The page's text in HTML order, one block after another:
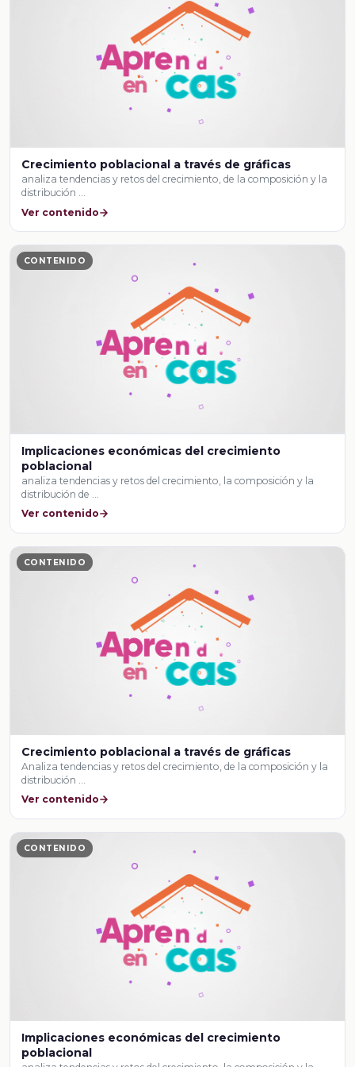
Crecimiento poblacional a través de gráficas
analiza tendencias y retos del crecimiento, de la composición y la
distribución …
Ver contenido
CONTENIDO
Implicaciones económicas del crecimiento
poblacional
analiza tendencias y retos del crecimiento, la composición y la
distribución de …
Ver contenido
CONTENIDO
Crecimiento poblacional a través de gráficas
Analiza tendencias y retos del crecimiento, de la composición y la
distribución …
Ver contenido
CONTENIDO
Implicaciones económicas del crecimiento
poblacional